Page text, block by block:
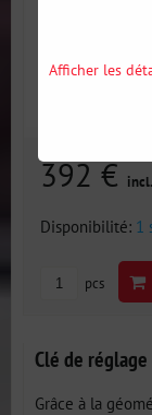
392 €
Disponibilité: 1
pcs
Clé de
Grâce à la
Afficher les